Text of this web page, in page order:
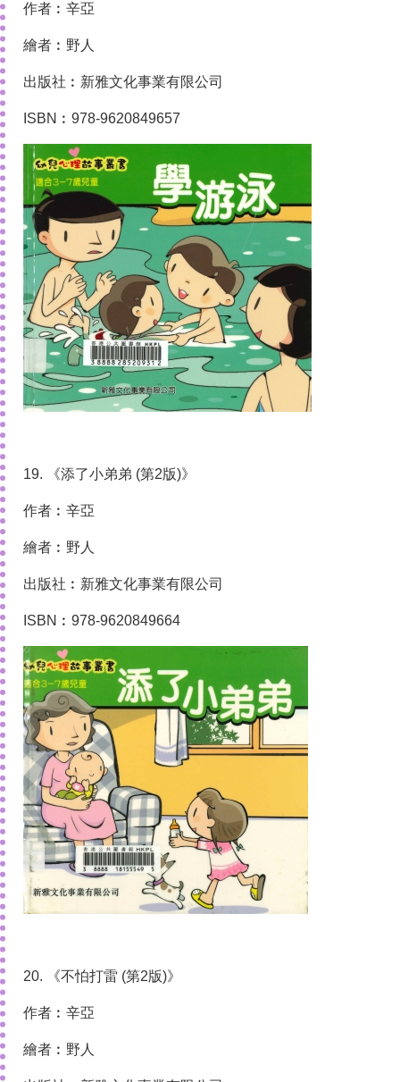
作者︰辛亞
繪者︰野人
出版社︰新雅文化事業有限公司
ISBN︰978-9620849657
19. 《添了小弟弟 (第2版)》
作者︰辛亞
繪者︰野人
出版社︰新雅文化事業有限公司
ISBN︰978-9620849664
20. 《不怕打雷 (第2版)》
作者︰辛亞
繪者︰野人